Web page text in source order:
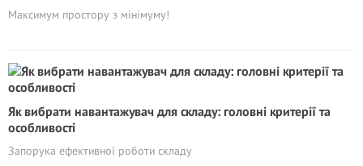
Максимум простору з мінімуму!
Як вибрати навантажувач для складу: головні критерії та
особливості
Запорука ефективної роботи складу